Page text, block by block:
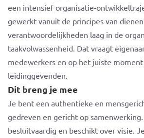
een intensief organisatie-
gewerkt vanuit de principes van
verantwoordelijkheden laag in de
taakvolwassenheid. Dat vraagt
medewerkers en op het juiste
leidinggevenden.
Dit breng je mee
Je bent een authentieke en
gedreven en gericht op
besluitvaardig en beschikt over visie.